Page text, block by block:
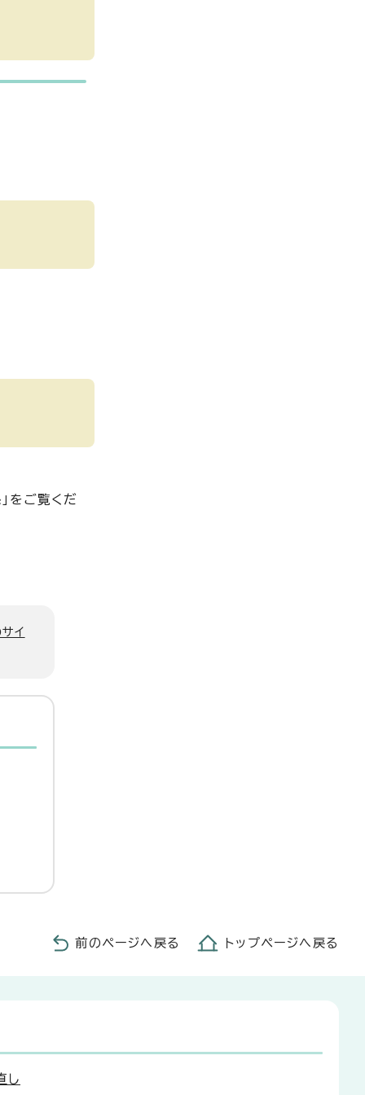
をご覧くだ
イ
前のページへ戻る トップページへ戻る
し